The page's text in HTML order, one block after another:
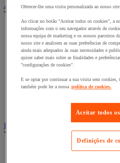
Armário de segurança e
Ver todas as categorias
Acessórios para armários de
Armário de armazenamento
Armário para produtos
Armário para produtos
Armário para produtos
Armários para baterias de iões
Armários para produtos tóxicos
Recipiente de segurança
Barreira e poste de proteção
Ver todas as categorias
Barreira de Proteção
Oferecer-lhe uma visita personalizada ao nosso
Ao clicar no botão "Aceitar todos os cookies", a
informações com o seu navegador através de
nossa equipa de marketing e os nossos parceiros
nosso site e analisem as suas preferências de
ainda mais adequados às suas necessidades e
quiser saber mais sobre as finalidades e
"configurações de cookies".
E se optar por continuar a sua visita sem cookies,
também pode ler a nossa política de cookies.
Aceitar todos
Definições de